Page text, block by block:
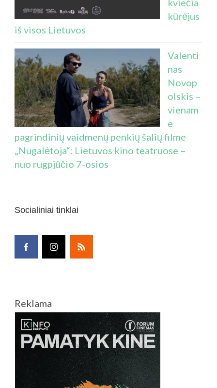
kviečia
kūrėjus
iš visos Lietuvos
Valenti
nas
Novop
olskis –
vienam
e
pagrindinių vaidmenų penkių šalių filme
„Nugalėtoja“: Lietuvos kino teatruose –
nuo rugpjūčio 7-osios
Socialiniai tinklai
Reklama